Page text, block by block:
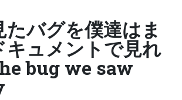
たバグを僕達はま
キュメントで見れ
bug we saw